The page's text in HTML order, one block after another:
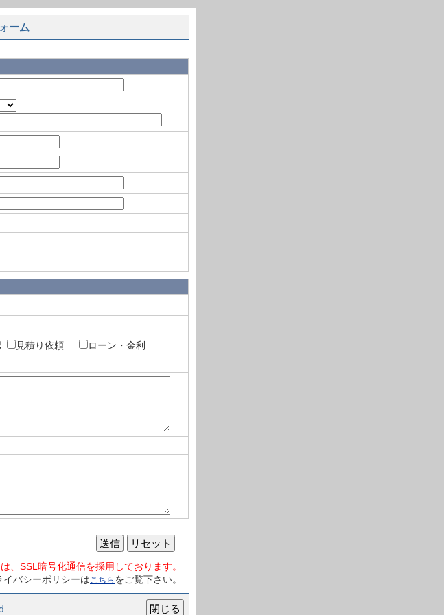
ーム
見積り依頼
ローン・金利
リセット
送信
、SSL暗号化通信を採用しております。
イバシーポリシーはこちら をご覧下さい。